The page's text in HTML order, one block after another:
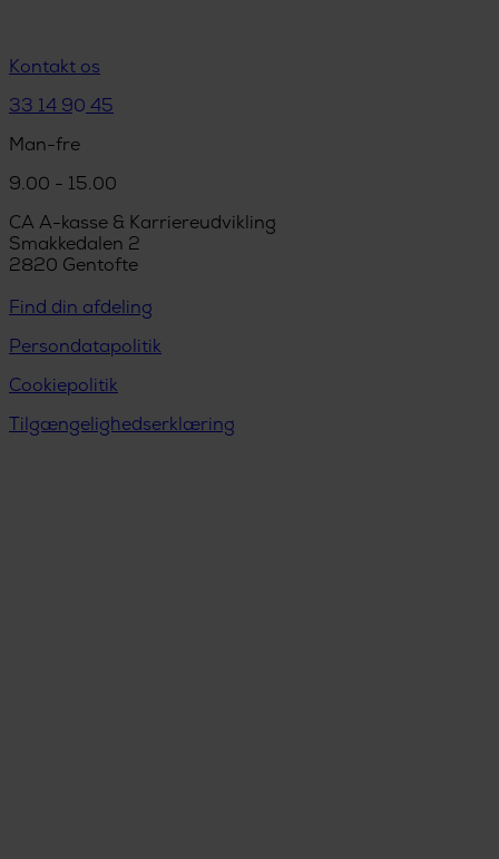
Kontakt os
33 14 90 45
Man-fre
9.00 - 15.00
CA A-kasse & Karriereudvikling
Smakkedalen 2
2820 Gentofte
Find din afdeling
Persondatapolitik
Cookiepolitik
Tilgængelighedserklæring